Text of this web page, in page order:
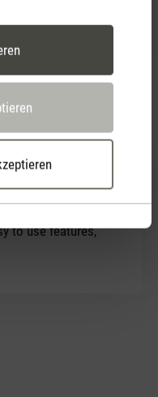
a mes
rapidement.
to use features,